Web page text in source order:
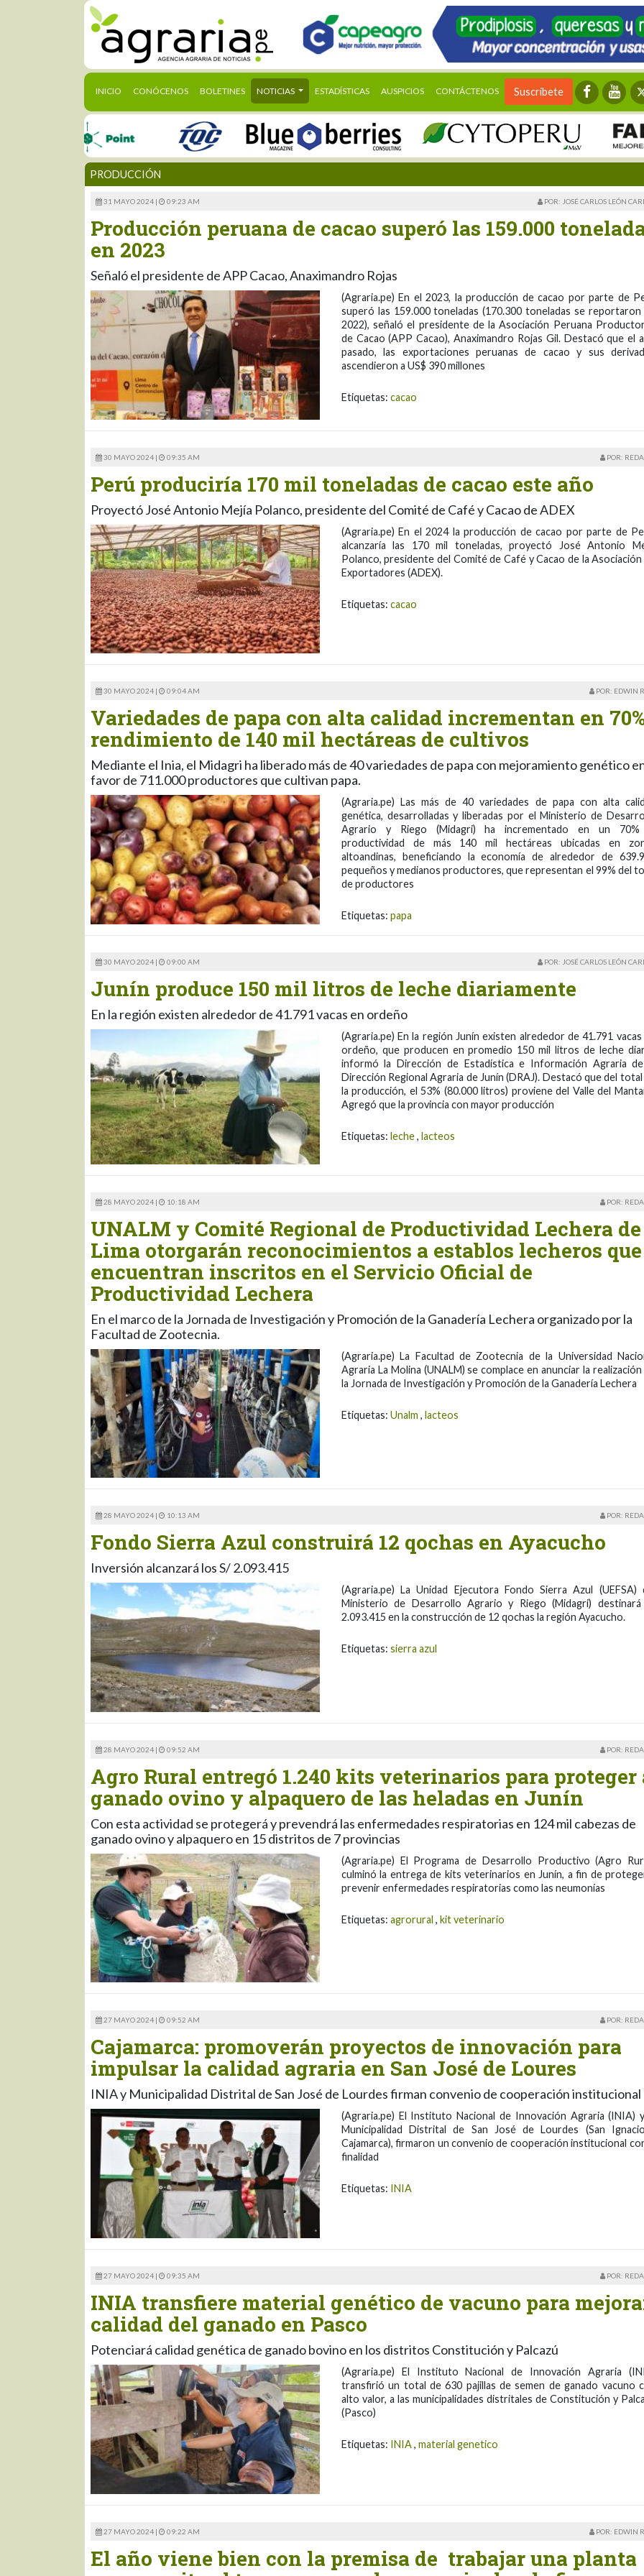
INICIO (CURRENT)
CONÓCENOS BOLETINES NOTICIAS ESTADÍSTICAS AUSPICIOS CONTÁCTENOS Suscríbete
PRODUCCIÓN
31 MAYO 2024 | 09:23 AM POR: JOSÉ CARLOS LEÓN
Producción peruana de cacao superó las 159.000
en 2023
Señaló el presidente de APP Cacao, Anaximandro Rojas
(Agraria.pe) En el 2023, la producción de cacao por parte de
superó las 159.000 toneladas (170.300 toneladas se reportaron
2022), señaló el presidente de la Asociación Peruana
de Cacao (APP Cacao), Anaximandro Rojas Gil. Destacó que el
pasado, las exportaciones peruanas de cacao y sus
ascendieron a US$ 390 millones
Etiquetas: cacao
30 MAYO 2024 | 09:35 AM POR:
Perú produciría 170 mil toneladas de cacao este año
Proyectó José Antonio Mejía Polanco, presidente del Comité de Café y Cacao de ADEX
(Agraria.pe) En el 2024 la producción de cacao por parte de
alcanzaría las 170 mil toneladas, proyectó José Antonio
Polanco, presidente del Comité de Café y Cacao de la
Exportadores (ADEX).
Etiquetas: cacao
30 MAYO 2024 | 09:04 AM POR: EDWIN
Variedades de papa con alta calidad incrementan en
rendimiento de 140 mil hectáreas de cultivos
Mediante el Inia, el Midagri ha liberado más de 40 variedades de papa con mejoramiento genético
favor de 711.000 productores que cultivan papa.
(Agraria.pe) Las más de 40 variedades de papa con alta
genética, desarrolladas y liberadas por el Ministerio de
Agrario y Riego (Midagri) ha incrementado en un
productividad de más 140 mil hectáreas ubicadas en
altoandinas, beneficiando la economía de alrededor de
pequeños y medianos productores, que representan el 99% del
de productores
Etiquetas: papa
30 MAYO 2024 | 09:00 AM POR: JOSÉ CARLOS LEÓN
Junín produce 150 mil litros de leche diariamente
En la región existen alrededor de 41.791 vacas en ordeño
(Agraria.pe) En la región Junín existen alrededor de 41.791 vacas
ordeño, que producen en promedio 150 mil litros de leche
informó la Dirección de Estadística e Información Agraria
Dirección Regional Agraria de Junín (DRAJ). Destacó que del
la producción, el 53% (80.000 litros) proviene del Valle del
Agregó que la provincia con mayor producción
Etiquetas: leche, lacteos
28 MAYO 2024 | 10:18 AM POR:
UNALM y Comité Regional de Productividad Lechera de
Lima otorgarán reconocimientos a establos lecheros que
encuentran inscritos en el Servicio Oficial de
Productividad Lechera
En el marco de la Jornada de Investigación y Promoción de la Ganadería Lechera organizado por la
Facultad de Zootecnia.
(Agraria.pe) La Facultad de Zootecnia de la Universidad
Agraria La Molina (UNALM) se complace en anunciar la
la Jornada de Investigación y Promoción de la Ganadería Lechera
Etiquetas: Unalm , lacteos
28 MAYO 2024 | 10:13 AM POR:
Fondo Sierra Azul construirá 12 qochas en Ayacucho
Inversión alcanzará los S/ 2.093.415
(Agraria.pe) La Unidad Ejecutora Fondo Sierra Azul (UEFSA)
Ministerio de Desarrollo Agrario y Riego (Midagri)
2.093.415 en la construcción de 12 qochas la región Ayacucho.
Etiquetas: sierra azul
28 MAYO 2024 | 09:52 AM POR:
Agro Rural entregó 1.240 kits veterinarios para proteger
ganado ovino y alpaquero de las heladas en Junín
Con esta actividad se protegerá y prevendrá las enfermedades respiratorias en 124 mil cabezas de
ganado ovino y alpaquero en 15 distritos de 7 provincias
(Agraria.pe) El Programa de Desarrollo Productivo (Agro
culminó la entrega de kits veterinarios en Junín, a fin de
prevenir enfermedades respiratorias como las neumonías
Etiquetas: agrorural , kit veterinario
27 MAYO 2024 | 09:52 AM POR:
Cajamarca: promoverán proyectos de innovación para
impulsar la calidad agraria en San José de Loures
INIA y Municipalidad Distrital de San José de Lourdes firman convenio de cooperación institucional
(Agraria.pe) El Instituto Nacional de Innovación Agraria (INIA)
Municipalidad Distrital de San José de Lourdes (San
Cajamarca), firmaron un convenio de cooperación institucional
finalidad
Etiquetas: INIA
27 MAYO 2024 | 09:35 AM POR:
INIA transfiere material genético de vacuno para
calidad del ganado en Pasco
Potenciará calidad genética de ganado bovino en los distritos Constitución y Palcazú
(Agraria.pe) El Instituto Nacional de Innovación Agraria
transfirió un total de 630 pajillas de semen de ganado vacuno
alto valor, a las municipalidades distritales de Constitución y
(Pasco)
Etiquetas: INIA, material genetico
27 MAYO 2024 | 09:22 AM POR: EDWIN
El año viene bien con la premisa de trabajar una planta